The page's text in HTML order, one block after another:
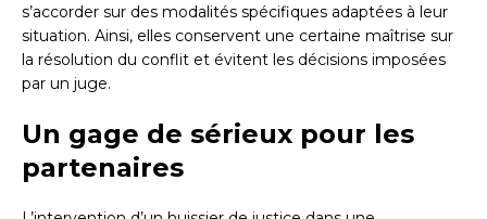
s’accorder sur des modalités spécifiques adaptées à leur
situation. Ainsi, elles conservent une certaine maîtrise sur
la résolution du conflit et évitent les décisions imposées
par un juge.
Un gage de sérieux pour les
partenaires